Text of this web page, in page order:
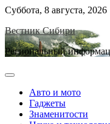
Skip
content
Суббота, 8 августа, 2026
Вестник Сибири
Региональный
Авто и мото
Гаджеты
Знаменитости